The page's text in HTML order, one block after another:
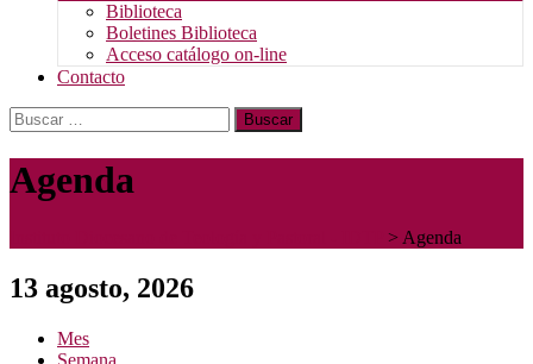
Biblioteca
Boletines Biblioteca
Acceso catálogo on-line
Contacto
Buscar:
Agenda
> Agenda
13 agosto, 2026
Mes